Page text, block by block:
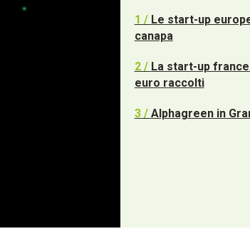
1 / Le start-up
canapa
2 / La start-up
euro raccolti
3 / Alphagreen in